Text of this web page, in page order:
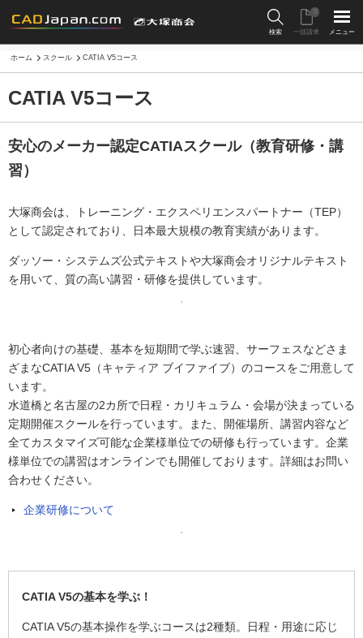
検索 一括請求
0
メニュー
ホーム スクール CATIA V5コース
CATIA V5コース
安心のメーカー認定CATIAスクール（教育研修・講
習）
大塚商会は、トレーニング・エクスペリエンスパートナー（TEP）
として認定されており、日本最大規模の教育実績があります。
ダッソー・システムズ公式テキストや大塚商会オリジナルテキスト
を用いて、質の高い講習・研修を提供しています。
初心者向けの基礎、基本を短期間で学ぶ速習、サーフェスなどさま
ざまなCATIA V5（キャティア ブイファイブ）のコースをご用意して
います。
水道橋と名古屋の2カ所で日程・カリキュラム・会場が決まっている
定期開催スクールを行っています。また、開催場所、講習内容など
全てカスタマイズ可能な企業様単位での研修も行っています。企業
様単位での講習はオンラインでも開催しております。詳細はお問い
合わせください。
企業研修について
CATIA V5の基本を学ぶ！
CATIA V5の基本操作を学ぶコースは2種類。日程・用途に応じ